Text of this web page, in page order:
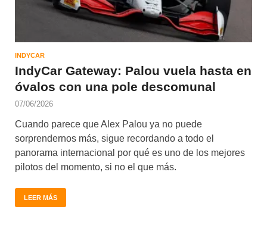
INDYCAR
IndyCar Gateway: Palou vuela hasta en
óvalos con una pole descomunal
07/06/2026
Cuando parece que Alex Palou ya no puede
sorprendernos más, sigue recordando a todo el
panorama internacional por qué es uno de los mejores
pilotos del momento, si no el que más.
LEER MÁS